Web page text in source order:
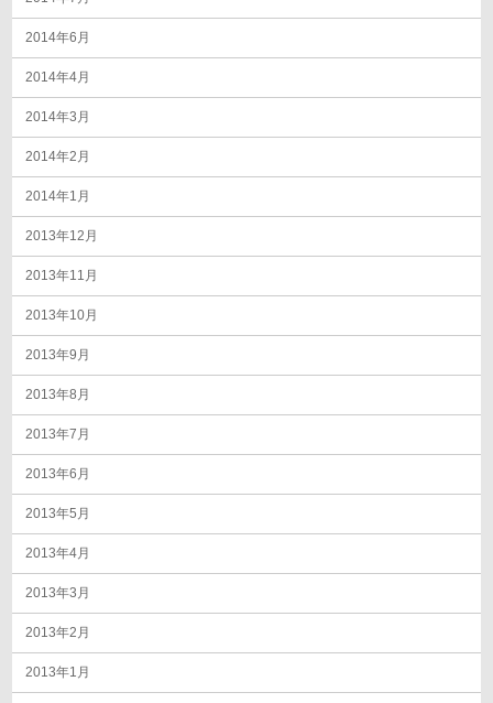
2014年6月
2014年4月
2014年3月
2014年2月
2014年1月
2013年12月
2013年11月
2013年10月
2013年9月
2013年8月
2013年7月
2013年6月
2013年5月
2013年4月
2013年3月
2013年2月
2013年1月